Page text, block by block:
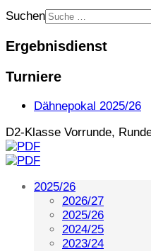
Suchen
Ergebnisdienst
Turniere
Dähnepokal 2025/26
D2-Klasse Vorrunde,
2025/26
2026/27
2025/26
2024/25
2023/24